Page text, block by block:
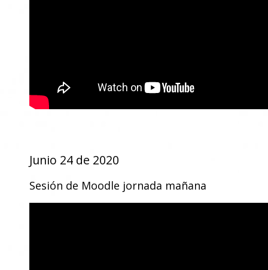
Junio 24 de 2020
Sesión de Moodle jornada mañana